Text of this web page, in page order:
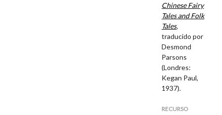
Chinese Fairy
Tales and Folk
Tales,
traducido por
Desmond
Parsons
(Londres:
Kegan Paul,
1937).
RECURSO